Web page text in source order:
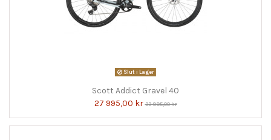
Slut i Lager
Scott Addict Gravel 40
27 995,00 kr33 995,00 kr